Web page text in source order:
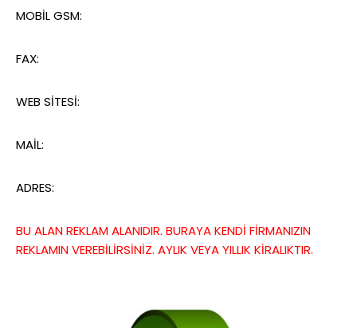
MOBİL GSM:
FAX:
WEB SİTESİ:
MAİL:
ADRES:
BU ALAN REKLAM ALANIDIR. BURAYA KENDİ FİRMANIZIN
REKLAMIN VEREBİLİRSİNİZ. AYLIK VEYA YILLIK KİRALIKTIR.